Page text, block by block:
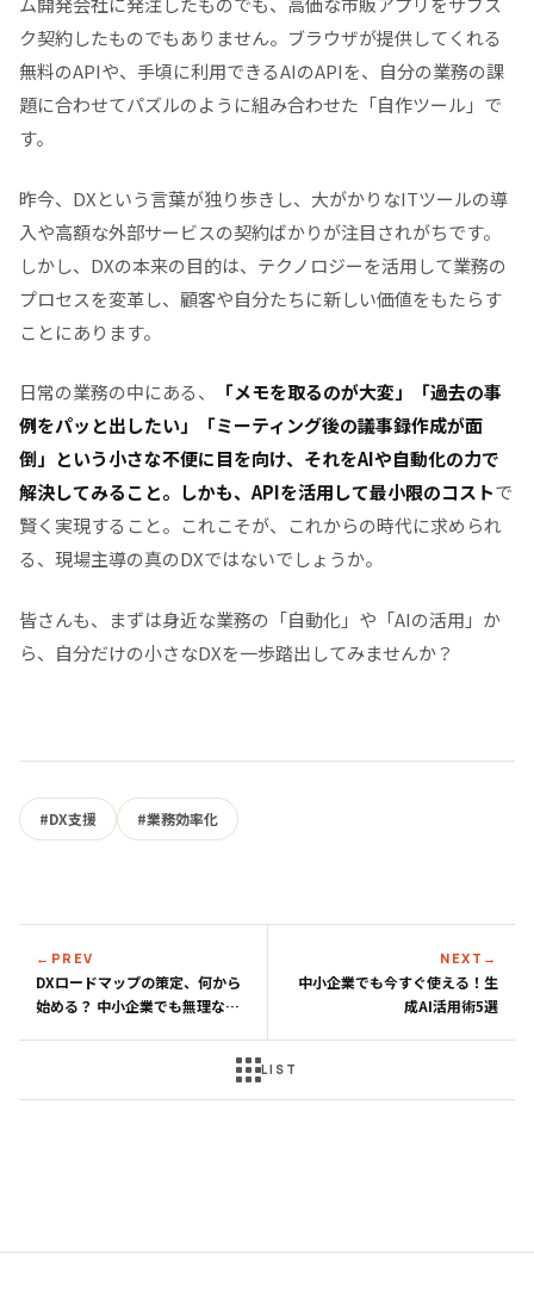
ク契約したものでもありません。ブラウザが提供してくれる
無料のAPIや、手頃に利用できるAIのAPIを、自分の業務の課
題に合わせてパズルのように組み合わせた「自作ツール」で
す。
昨今、DXという言葉が独り歩きし、大がかりなITツールの導
入や高額な外部サービスの契約ばかりが注目されがちです。
しかし、DXの本来の目的は、テクノロジーを活用して業務の
プロセスを変革し、顧客や自分たちに新しい価値をもたらす
ことにあります。
日常の業務の中にある、
「メモを取るのが大変」「過去の事
例をパッと出したい」「ミーティング後の議事録作成が面
倒」という小さな不便に目を向け、それをAIや自動化の力で
解決してみること。しかも、APIを活用して最小限のコストで
賢く実現すること。これこそが、これからの時代に求められ
る、現場主導の真のDXではないでしょうか。
皆さんも、まずは身近な業務の「自動化」や「AIの活用」か
ら、自分だけの小さなDXを一歩踏出してみませんか？
#DX支援 #業務効率化
← PREV
DXロードマップの策定、何から
始める？ 中小企業でも無理なく
LIST
NEXT →
中小企業でも今すぐ使える！生
成AI活用術5選